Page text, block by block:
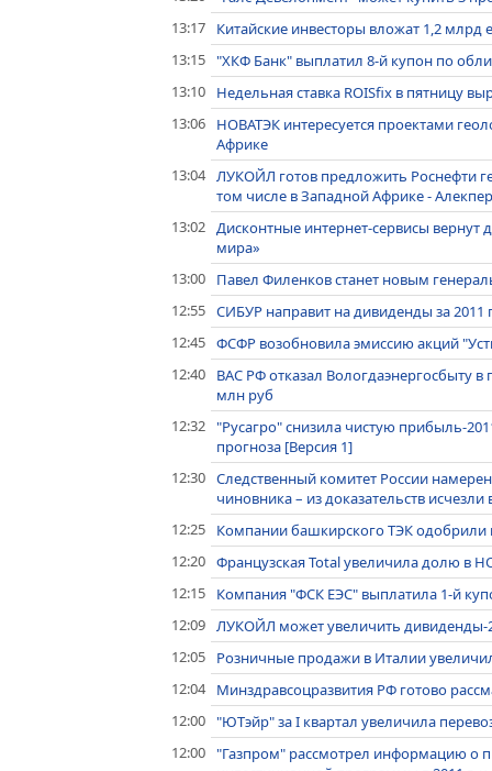
13:17
Китайские инвесторы вложат 1,2 млрд
13:15 "ХКФ Банк" выплатил 8-й купон по
13:10
Недельная ставка ROISfix в пятницу
13:06
НОВАТЭК интересуется проектами
Африке
13:04 ЛУКОЙЛ готов предложить Роснефти
том числе в Западной Африке -
13:02 Дисконтные интернет-сервисы
мира»
13:00
Павел Филенков станет новым
12:55 СИБУР направит на дивиденды за 2011
12:45 ФСФР возобновила эмиссию акций
12:40
ВАС РФ отказал Вологдаэнергосбыту
млн руб
12:32 "Русагро" снизила чистую прибыль-
прогноза [Версия 1]
12:30 Следственный комитет России
чиновника – из доказательств
12:25
Компании башкирского ТЭК одобрили
12:20 Французская Total увеличила долю в
12:15
Компания "ФСК ЕЭС" выплатила 1-й
12:09 ЛУКОЙЛ может увеличить дивиденды-
12:05
Розничные продажи в Италии
12:04
Минздравсоцразвития РФ готово
12:00 "ЮТэйр" за I квартал увеличила
12:00 "Газпром" рассмотрел информацию о